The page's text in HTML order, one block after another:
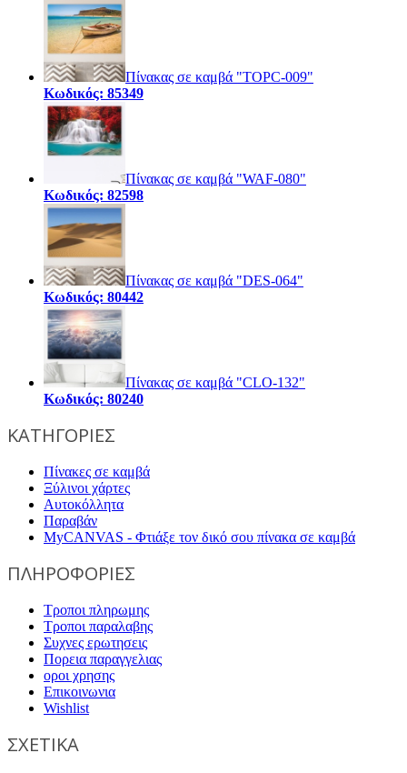
Πίνακας σε καμβά "TOPC-009"
Κωδικός: 85349
Πίνακας σε καμβά "WAF-080"
Κωδικός: 82598
Πίνακας σε καμβά "DES-064"
Κωδικός: 80442
Πίνακας σε καμβά "CLO-132"
Κωδικός: 80240
ΚΑΤΗΓΟΡΙΕΣ
Πίνακες σε καμβά
Ξύλινοι χάρτες
Αυτοκόλλητα
Παραβάν
MyCANVAS - Φτιάξε τον δικό σου πίνακα σε καμβά
ΠΛΗΡΟΦΟΡΙΕΣ
Τροποι πληρωμης
Τροποι παραλαβης
Συχνες ερωτησεις
Πορεια παραγγελιας
οροι χρησης
Επικοινωνια
Wishlist
ΣΧΕΤΙΚΑ